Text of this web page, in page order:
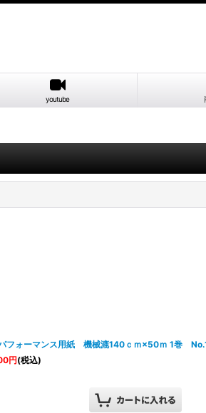
youtube
フォーマンス用紙 機械漉140ｃｍ×50ｍ 1巻
円(税込)